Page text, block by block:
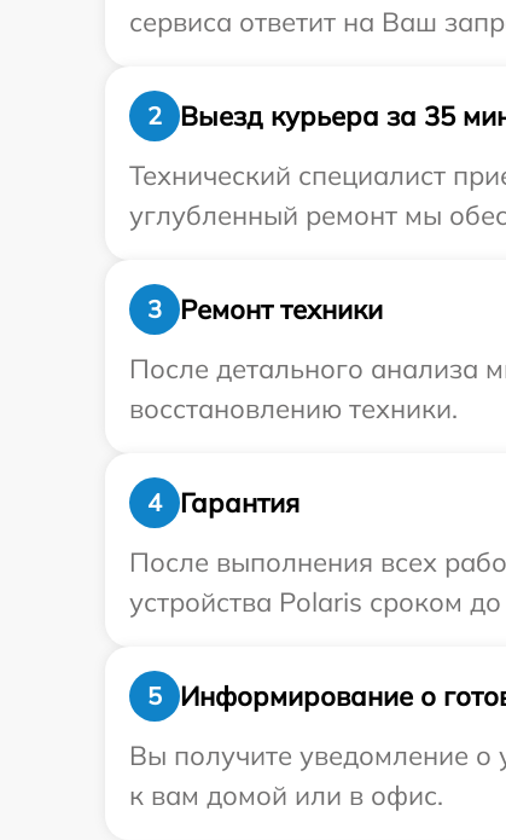
сервиса ответит на Ваш
2
Выезд курьера за 35
Технический специалист
углубленный ремонт мы
3
Ремонт техники
После детального анализа
восстановлению техники.
4
Гарантия
После выполнения всех
устройства Polaris сроком до
5
Информирование о
Вы получите уведомление о
к вам домой или в офис.